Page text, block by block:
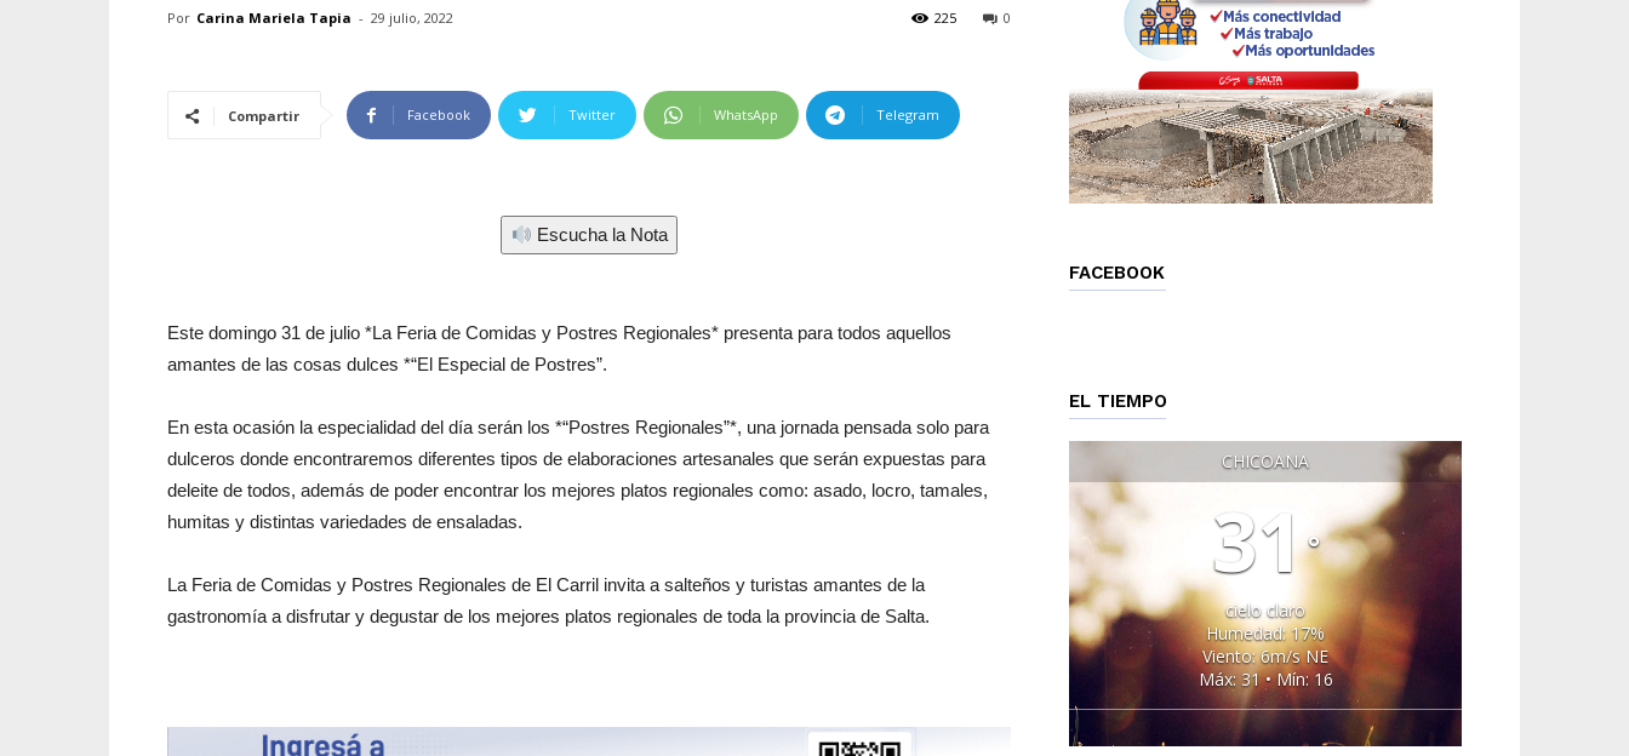
Por Carina Mariela Tapia - 29 julio, 2022 0
225
Compartir Facebook Twitter WhatsApp Telegram
Escucha la Nota
Este domingo 31 de julio *La Feria de Comidas y Postres Regionales* presenta para todos aquellos
amantes de las cosas dulces *“El Especial de Postres”.
En esta ocasión la especialidad del día serán los *“Postres Regionales”*, una jornada pensada solo para
dulceros donde encontraremos diferentes tipos de elaboraciones artesanales que serán expuestas para
deleite de todos, además de poder encontrar los mejores platos regionales como: asado, locro, tamales,
humitas y distintas variedades de ensaladas.
La Feria de Comidas y Postres Regionales de El Carril invita a salteños y turistas amantes de la
gastronomía a disfrutar y degustar de los mejores platos regionales de toda la provincia de Salta.
FACEBOOK
EL TIEMPO
CHICOANA
31°
cielo claro
Humedad: 17%
Viento: 6m/s NE
Máx: 31 • Mín: 16